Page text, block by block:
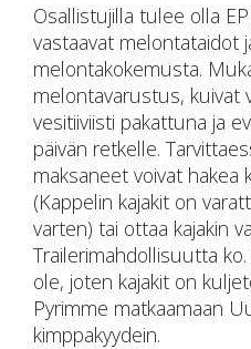
Osallistujilla tulee olla
vastaavat melontataidot
melontakokemusta.
melontavarustus, kuivat
vesitiiviisti pakattuna ja
päivän retkelle.
maksaneet voivat hakea
(Kappelin kajakit on
varten) tai ottaa kajakin
Trailerimahdollisuutta
ole, joten kajakit on
Pyrimme matkaamaan
kimppakyydein.